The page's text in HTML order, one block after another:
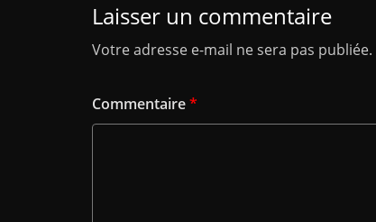
Laisser un commentaire
Votre adresse e-mail ne sera pas publiée.
Commentaire*